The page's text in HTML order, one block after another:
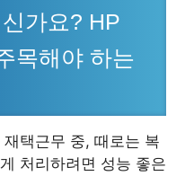
가요? HP
목해야 하는
택근무 중, 때로는 복
처리하려면 성능 좋은